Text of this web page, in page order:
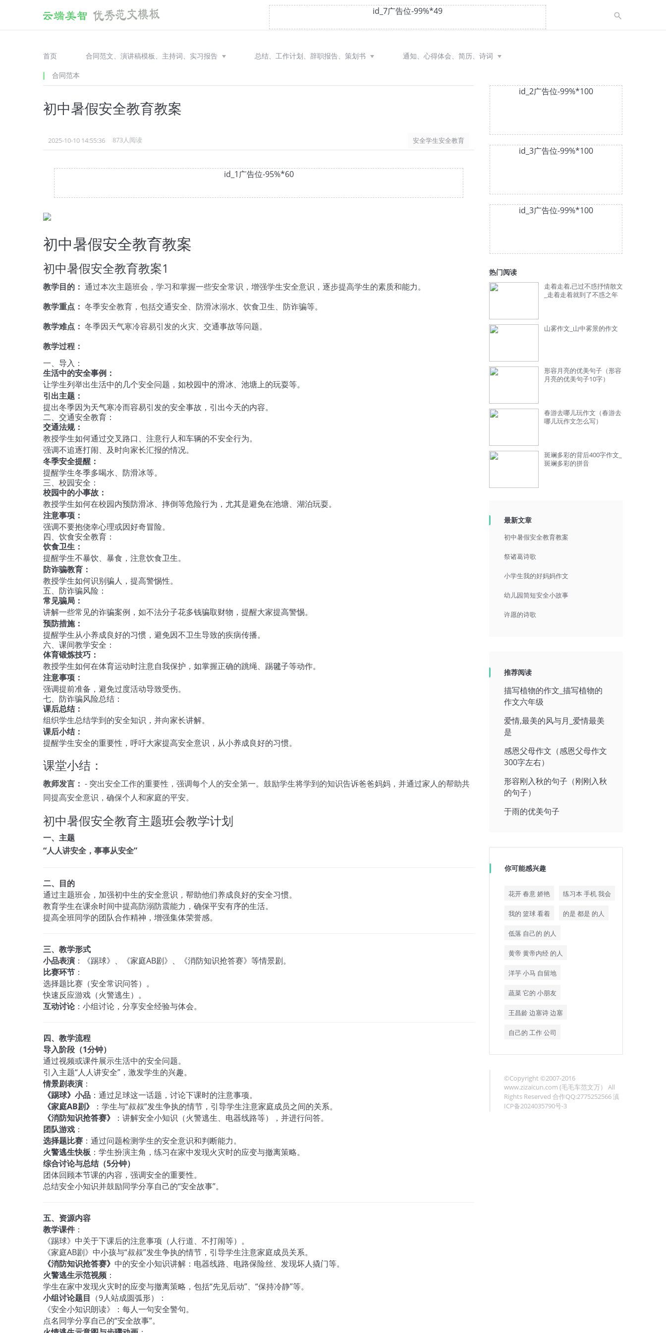
style> #wennei .showanswer{font-size: 14px;margin-bottom: 10px} .g9{font-size: 14px;} id_7广告位-99%*49
首页 合同范文、演讲稿模板、主持词、实习报告 总结、工作计划、辞职报告、策划书 通知、心得体会、简历、诗词
合同范本
初中暑假安全教育教案
2025-10-10 14:55:36 873人阅读 安全学生安全教育
id_1广告位-95%*60
初中暑假安全教育教案
初中暑假安全教育教案1
教学目的： 通过本次主题班会，学习和掌握一些安全常识，增强学生安全意识，逐步提高学生的素质和能力。
教学重点： 冬季安全教育，包括交通安全、防滑冰溺水、饮食卫生、防诈骗等。
教学难点： 冬季因天气寒冷容易引发的火灾、交通事故等问题。
教学过程：
一、导入：
生活中的安全事例：
让学生列举出生活中的几个安全问题，如校园中的滑冰、池塘上的玩耍等。
引出主题：
提出冬季因为天气寒冷而容易引发的安全事故，引出今天的内容。
二、交通安全教育：
交通法规：
教授学生如何通过交叉路口、注意行人和车辆的不安全行为。
强调不追逐打闹、及时向家长汇报的情况。
冬季安全提醒：
提醒学生冬季多喝水、防滑冰等。
三、校园安全：
校园中的小事故：
教授学生如何在校园内预防滑冰、摔倒等危险行为，尤其是避免在池塘、湖泊玩耍。
注意事项：
强调不要抱侥幸心理或因好奇冒险。
四、饮食安全教育：
饮食卫生：
提醒学生不暴饮、暴食，注意饮食卫生。
防诈骗教育：
教授学生如何识别骗人，提高警惕性。
五、防诈骗风险：
常见骗局：
讲解一些常见的诈骗案例，如不法分子花多钱骗取财物，提醒大家提高警惕。
预防措施：
提醒学生从小养成良好的习惯，避免因不卫生导致的疾病传播。
六、课间教学安全：
体育锻炼技巧：
教授学生如何在体育运动时注意自我保护，如掌握正确的跳绳、踢毽子等动作。
注意事项：
强调提前准备，避免过度活动导致受伤。
七、防诈骗风险总结：
课后总结：
组织学生总结学到的安全知识，并向家长讲解。
课后小结：
提醒学生安全的重要性，呼吁大家提高安全意识，从小养成良好的习惯。
课堂小结：
教师发言： - 突出安全工作的重要性，强调每个人的安全第一。鼓励学生将学到的知识告诉爸爸妈妈，并通过家人的帮助共
同提高安全意识，确保个人和家庭的平安。
初中暑假安全教育主题班会教学计划
一、主题
“人人讲安全，事事从安全”
二、目的
通过主题班会，加强初中生的安全意识，帮助他们养成良好的安全习惯。
教育学生在课余时间中提高防溺防震能力，确保平安有序的生活。
提高全班同学的团队合作精神，增强集体荣誉感。
三、教学形式
小品表演 ：《踢球》、《家庭AB剧》、《消防知识抢答赛》等情景剧。
比赛环节 ：
选择题比赛（安全常识问答）。
快速反应游戏（火警逃生）。
互动讨论：小组讨论，分享安全经验与体会。
四、教学流程
导入阶段（1分钟）
通过视频或课件展示生活中的安全问题。
引入主题“人人讲安全”，激发学生的兴趣。
情景剧表演 ：
《踢球》小品 ：通过足球这一话题，讨论下课时的注意事项。
《家庭AB剧》
：学生与“叔叔”发生争执的情节，引导学生注意家庭成员之间的关系。
《消防知识抢答赛》
：讲解安全小知识（火警逃生、电器线路等），并进行问答。
团队游戏 ：
选择题比赛 ：通过问题检测学生的安全意识和判断能力。
火警逃生快板 ：学生扮演主角，练习在家中发现火灾时的应变与撤离策略。
综合讨论与总结（5分钟）
团体回顾本节课的内容，强调安全的重要性。
总结安全小知识并鼓励同学分享自己的“安全故事”。
五、资源内容
教学课件：
《踢球》中关于下课后的注意事项（人行道、不打闹等）。
《家庭AB剧》中小孩与“叔叔”发生争执的情节，引导学生注意家庭成员关系。
《消防知识抢答赛》 中的安全小知识讲解：电器线路、电路保险丝、发现坏人撬门等。
火警逃生示范视频 ：
学生在家中发现火灾时的应变与撤离策略，包括“先见后动”、“保持冷静”等。
小组讨论题目 （9人站成圆弧形）：
《安全小知识朗读》：每人一句安全警句。
点名同学分享自己的“安全故事”。
id_2广告位-99%*100
id_3广告位-99%*100
id_3广告位-99%*100
热门阅读
走着走着,已过不惑抒情散文
_走着走着就到了不惑之年
山雾作文_山中雾景的作文
形容月亮的优美句子（形容
月亮的优美句子10字）
春游去哪儿玩作文（春游去
哪儿玩作文怎么写）
斑斓多彩的背后400字作文_
斑斓多彩的拼音
最新文章
初中暑假安全教育教案
祭诸葛诗歌
小学生我的好妈妈作文
幼儿园简短安全小故事
许愿的诗歌
推荐阅读
描写植物的作文_描写植物的
作文六年级
爱情,最美的风与月_爱情最美
是
感恩父母作文（感恩父母作文
300字左右）
形容刚入秋的句子（刚刚入秋
的句子）
于雨的优美句子
你可能感兴趣
花开 春意 娇艳 练习本 手机 我会
我的 篮球 看着 的是 都是 的人
低落 自己的 的人
黄帝 黄帝内经 的人
洋芋 小马 自留地
蔬菜 它的 小朋友
王昌龄 边塞诗 边塞
自己的 工作 公司
©Copyright ©2007-2016
www.zizaicun.com (毛毛车范文万） All
Rights Reserved 合作QQ:2775252566 滇
ICP备2024035790号-3